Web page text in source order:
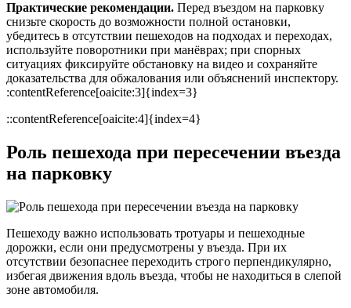
Практические рекомендации. Перед въездом на парковку
снизьте скорость до возможности полной остановки,
убедитесь в отсутствии пешеходов на подходах и переходах,
используйте поворотники при манёврах; при спорных
ситуациях фиксируйте обстановку на видео и сохраняйте
доказательства для обжалования или объяснений инспектору.
:contentReference[oaicite:3]{index=3}
::contentReference[oaicite:4]{index=4}
Роль пешехода при пересечении въезда
на парковку
Пешеходу важно использовать тротуары и пешеходные
дорожки, если они предусмотрены у въезда. При их
отсутствии безопаснее переходить строго перпендикулярно,
избегая движения вдоль въезда, чтобы не находиться в слепой
зоне автомобиля.